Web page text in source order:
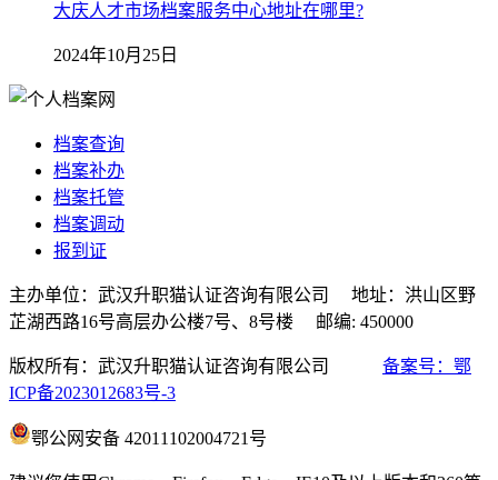
大庆人才市场档案服务中心地址在哪里?
2024年10月25日
档案查询
档案补办
档案托管
档案调动
报到证
主办单位：武汉升职猫认证咨询有限公司 地址：洪山区野
芷湖西路16号高层办公楼7号、8号楼 邮编: 450000
版权所有：武汉升职猫认证咨询有限公司 备案号：鄂
ICP备2023012683号-3
鄂公网安备 42011102004721号